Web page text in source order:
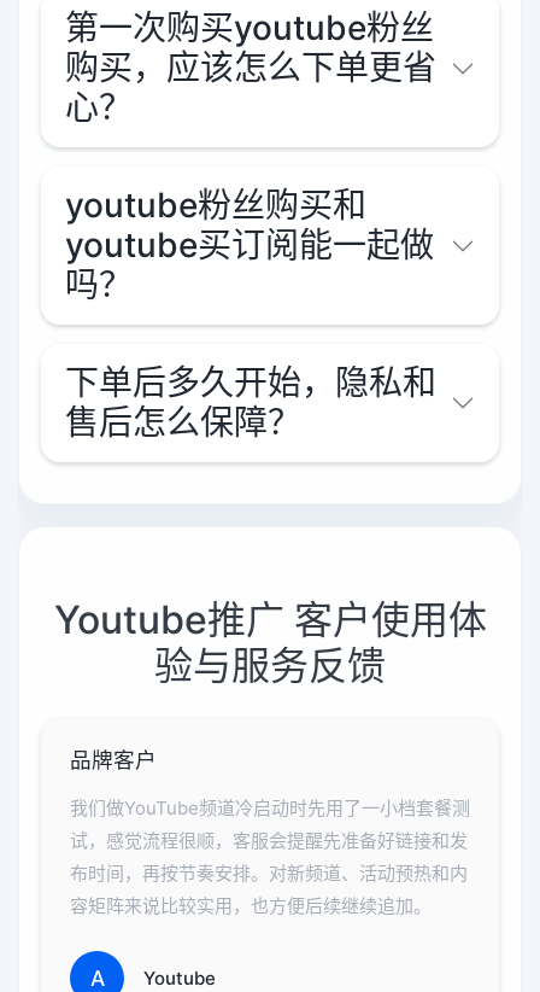
第一次购买youtube粉丝
购买，应该怎么下单更省
心？
youtube粉丝购买和
youtube买订阅能一起做
吗？
下单后多久开始，隐私和
售后怎么保障？
Youtube推广 客户使用体
验与服务反馈
品牌客户
我们做YouTube频道冷启动时先用了一小档套餐测
试，感觉流程很顺，客服会提醒先准备好链接和发
布时间，再按节奏安排。对新频道、活动预热和内
容矩阵来说比较实用，也方便后续继续追加。
A Youtube